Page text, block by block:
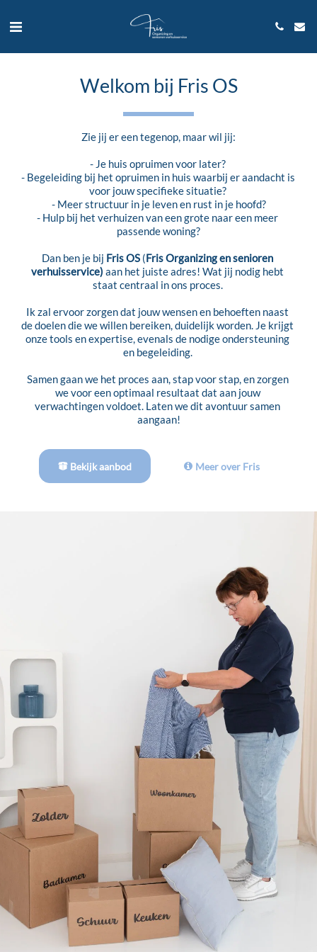
Welkom bij Fris OS
Zie jij er een tegenop, maar wil jij:
- Je huis opruimen voor later?
- Begeleiding bij het opruimen in huis waarbij er aandacht is
voor jouw specifieke situatie?
- Meer structuur in je leven en rust in je hoofd?
- Hulp bij het verhuizen van een grote naar een meer
passende woning?
Dan ben je bij Fris OS (Fris Organizing en senioren
verhuisservice) aan het juiste adres! Wat jij nodig hebt
staat centraal in ons proces.
Ik zal ervoor zorgen dat jouw wensen en behoeften naast
de doelen die we willen bereiken, duidelijk worden. Je krijgt
onze tools en expertise, evenals de nodige ondersteuning
en begeleiding.
Samen gaan we het proces aan, stap voor stap, en zorgen
we voor een optimaal resultaat dat aan jouw
verwachtingen voldoet. Laten we dit avontuur samen
aangaan!
Bekijk aanbod Meer over Fris